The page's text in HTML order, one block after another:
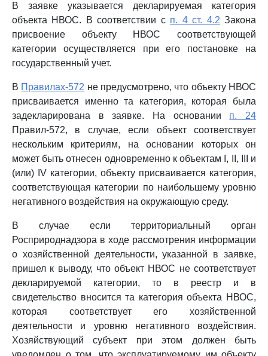
В заявке указывается декларируемая категория
объекта НВОС. В соответствии с п. 4 ст. 4.2 Закона
присвоение объекту НВОС соответствующей
категории осуществляется при его постановке на
государственный учет.
В Правилах-572 не предусмотрено, что объекту НВОС
присваивается именно та категория, которая была
задекларирована в заявке. На основании п. 24
Правил-572, в случае, если объект соответствует
нескольким критериям, на основании которых он
может быть отнесен одновременно к объектам I, II, III и
(или) IV категории, объекту присваивается категория,
соответствующая категории по наибольшему уровню
негативного воздействия на окружающую среду.
В случае если территориальный орган
Росприроднадзора в ходе рассмотрения информации
о хозяйственной деятельности, указанной в заявке,
пришел к выводу, что объект НВОС не соответствует
декларируемой категории, то в реестр и в
свидетельство вносится та категория объекта НВОС,
которая соответствует его хозяйственной
деятельности и уровню негативного воздействия.
Хозяйствующий субъект при этом должен быть